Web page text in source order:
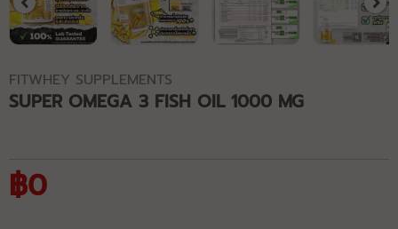
FITWHEY SUPPLEMENTS
SUPER OMEGA 3 FISH OIL 1000 MG
฿0